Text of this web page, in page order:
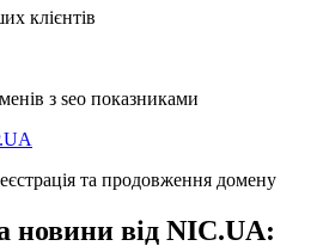
клієнтів
з seo показниками
та продовження домену
новини від NIC.UA: